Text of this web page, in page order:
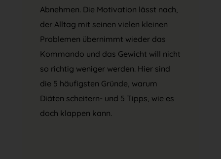
Abnehmen. Die Motivation lässt nach,
der Alltag mit seinen vielen kleinen
Problemen übernimmt wieder das
Kommando und das Gewicht will nicht
so richtig weniger werden. Hier sind
die 5 häufigsten Gründe, warum
Diäten scheitern- und 5 Tipps, wie es
doch klappen kann.